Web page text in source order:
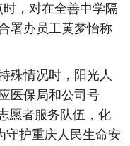
，对在全善中学隔
署办员工黄梦怡称
情况时，阳光人
医保局和公司号
愿者服务队伍，化
守护重庆人民生命安